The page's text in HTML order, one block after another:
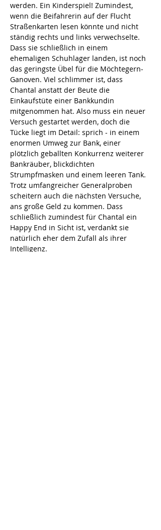
werden. Ein Kinderspiel! Zumindest,
wenn die Beifahrerin auf der Flucht
Straßenkarten lesen könnte und nicht
ständig rechts und links verwechselte.
Dass sie schließlich in einem
ehemaligen Schuhlager landen, ist noch
das geringste Übel für die Möchtegern-
Ganoven. Viel schlimmer ist, dass
Chantal anstatt der Beute die
Einkaufstüte einer Bankkundin
mitgenommen hat. Also muss ein neuer
Versuch gestartet werden, doch die
Tücke liegt im Detail: sprich - in einem
enormen Umweg zur Bank, einer
plötzlich geballten Konkurrenz weiterer
Bankräuber, blickdichten
Strumpfmasken und einem leeren Tank.
Trotz umfangreicher Generalproben
scheitern auch die nächsten Versuche,
ans große Geld zu kommen. Dass
schließlich zumindest für Chantal ein
Happy End in Sicht ist, verdankt sie
natürlich eher dem Zufall als ihrer
Intelligenz.